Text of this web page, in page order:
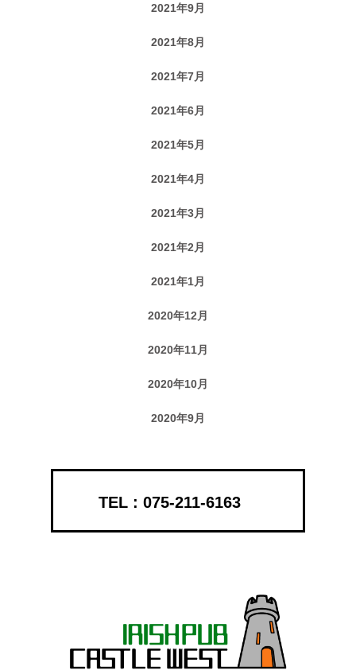
2021年9月
2021年8月
2021年7月
2021年6月
2021年5月
2021年4月
2021年3月
2021年2月
2021年1月
2020年12月
2020年11月
2020年10月
2020年9月
075-211-6163